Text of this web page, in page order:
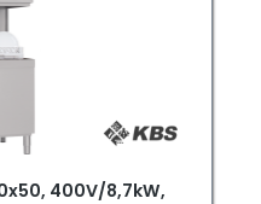
400V/8,7kW,